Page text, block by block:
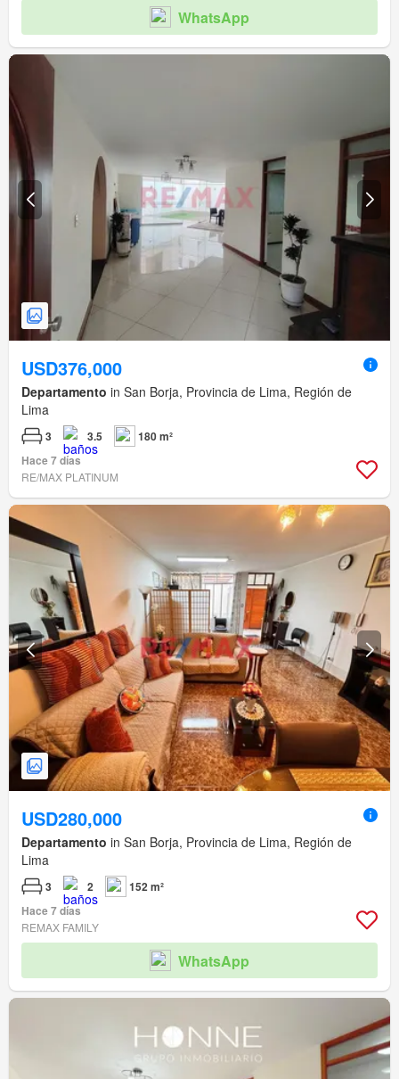
WhatsApp
USD376,000
Departamento in San Borja, Provincia de Lima, Región de
Lima
3 3.5
180 m²
Hace 7 días
RE/MAX PLATINUM
USD280,000
Departamento in San Borja, Provincia de Lima, Región de
Lima
3 2
152 m²
Hace 7 días
REMAX FAMILY
WhatsApp